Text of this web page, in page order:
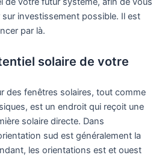
sur investissement possible. Il est
par là.
solaire de votre
des fenêtres solaires, tout comme
est un endroit qui reçoit une
solaire directe. Dans
sud est généralement la
les orientations est et ouest